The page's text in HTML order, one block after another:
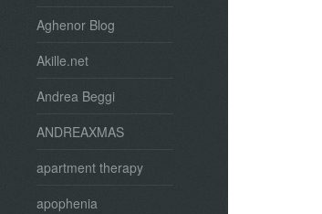
Aghenor Blog
Akille.net
Andrea Beggi
ANDREAXMAS
apartment therapy
apophenia